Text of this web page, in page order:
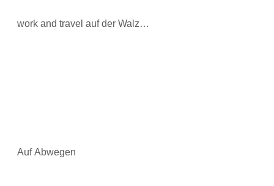
work and travel auf der Walz…
Auf Abwegen